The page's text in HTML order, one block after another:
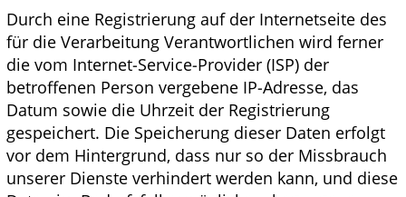
Durch eine Registrierung auf der Internetseite des
für die Verarbeitung Verantwortlichen wird ferner
die vom Internet-Service-Provider (ISP) der
betroffenen Person vergebene IP-Adresse, das
Datum sowie die Uhrzeit der Registrierung
gespeichert. Die Speicherung dieser Daten erfolgt
vor dem Hintergrund, dass nur so der Missbrauch
unserer Dienste verhindert werden kann, und diese